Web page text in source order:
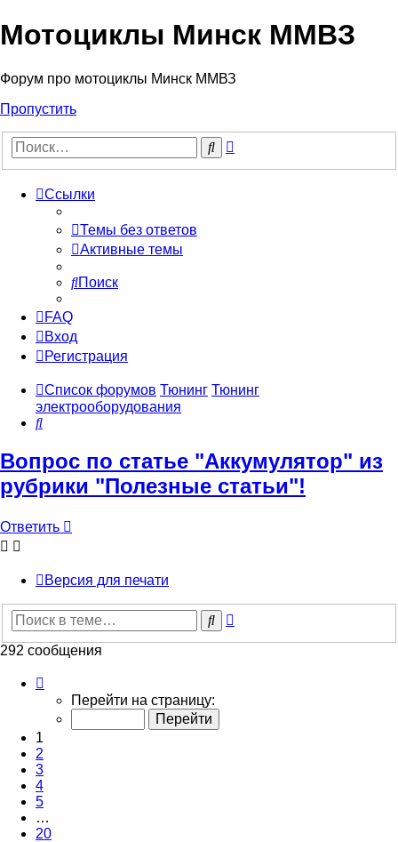
Мотоциклы Минск ММВЗ
Форум про мотоциклы Минск ММВЗ
Пропустить
Поиск
Ссылки
Темы без ответов
Активные темы
Поиск
FAQ
Вход
Регистрация
Список форумов Тюнинг Тюнинг
электрооборудования
Поиск
Вопрос по статье "Аккумулятор" из
рубрики "Полезные статьи"!
Ответить
Версия для печати
Поиск
292 сообщения
20
Перейти на страницу:
1
2
3
4
5
…
20